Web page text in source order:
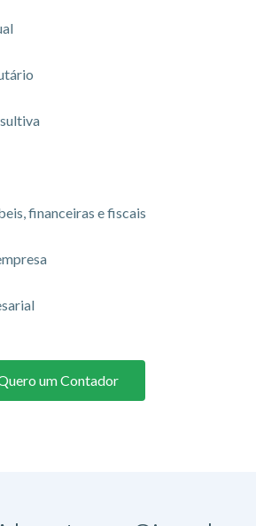
financeiras e fiscais
um Contador